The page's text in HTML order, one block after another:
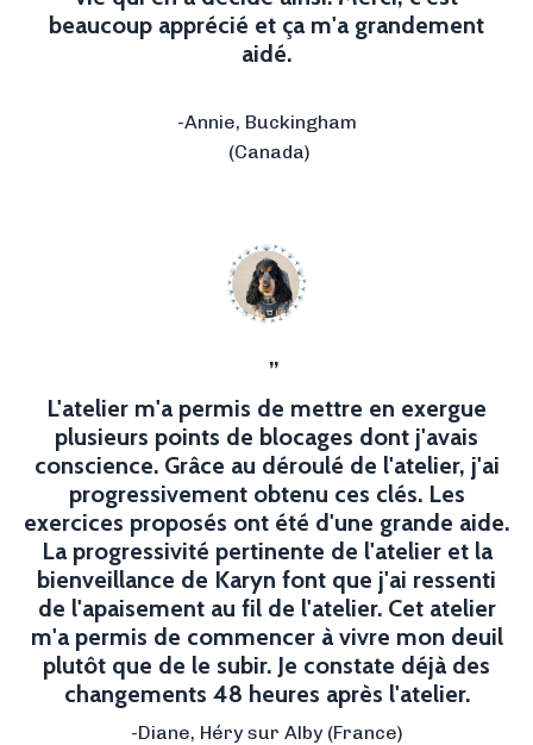
beaucoup apprécié et ça m'a grandement
aidé.
-Annie, Buckingham
(Canada)
”
L'atelier m'a permis de mettre en exergue
plusieurs points de blocages dont j'avais
conscience. Grâce au déroulé de l'atelier, j'ai
progressivement obtenu ces clés. Les
exercices proposés ont été d'une grande aide.
La progressivité pertinente de l'atelier et la
bienveillance de Karyn font que j'ai ressenti
de l'apaisement au fil de l'atelier. Cet atelier
m'a permis de commencer à vivre mon deuil
plutôt que de le subir. Je constate déjà des
changements 48 heures après l'atelier.
-Diane, Héry sur Alby(France)